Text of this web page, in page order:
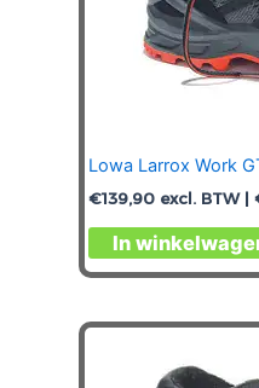
Lowa Larrox Work
€139,90 excl. BTW |
In